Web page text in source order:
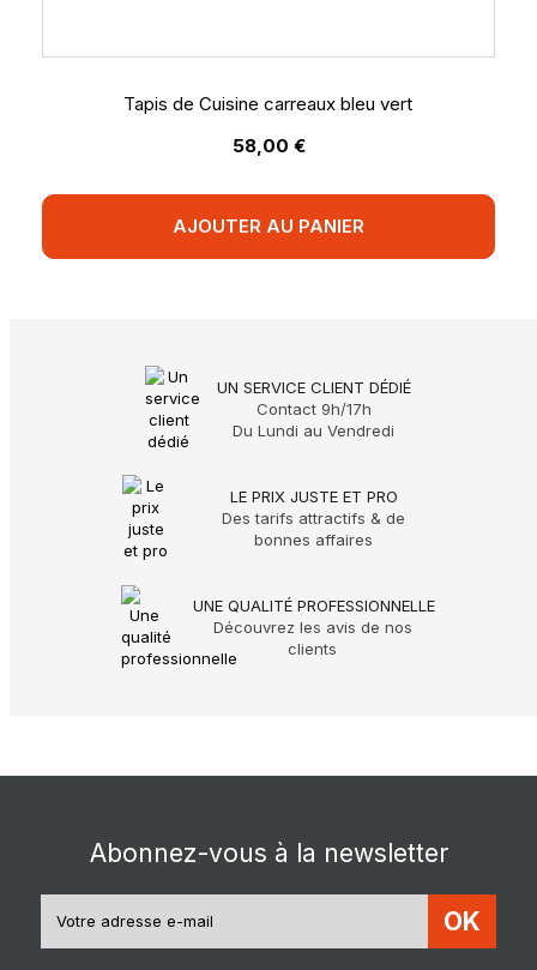
Tapis de Cuisine carreaux bleu vert
58,00 €
AJOUTER AU PANIER
UN SERVICE CLIENT DÉDIÉ
Contact 9h/17h
Du Lundi au Vendredi
LE PRIX JUSTE ET PRO
Des tarifs attractifs & de
bonnes affaires
UNE QUALITÉ PROFESSIONNELLE
Découvrez les avis de nos
clients
Abonnez-vous à la newsletter
OK